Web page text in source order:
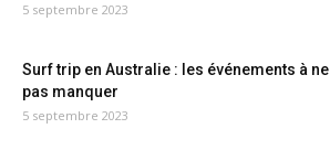
5 septembre 2023
Surf trip en Australie : les événements à ne
pas manquer
5 septembre 2023